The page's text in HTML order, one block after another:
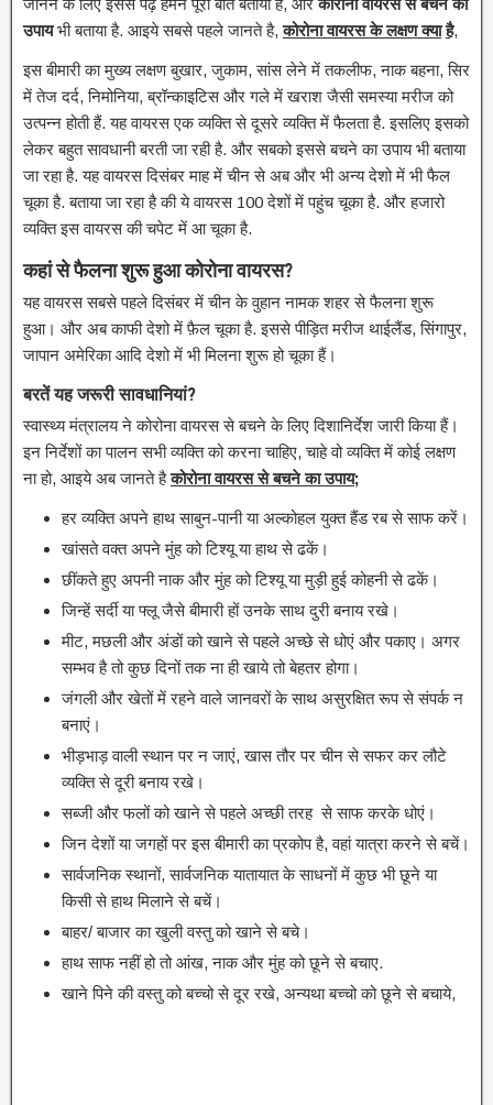
जानने के लिए इससे पढ़े हमने पूरी बात बताया है, औरकोरोना वायरससे बचने का
उपायभी बताया है. आइये सबसे पहले जानते है,कोरोना वायरस केलक्षण क्या है,
इस बीमारी का मुख्य लक्षण बुखार, जुकाम, सांस लेने में तकलीफ, नाक बहना, सिर
में तेज दर्द, निमोनिया, ब्रॉन्काइटिस और गले में खराश जैसी समस्या मरीज को
उत्पन्न होती हैं. यह वायरस एक व्यक्ति से दूसरे व्यक्ति में फैलता है. इसलिए इसको
लेकर बहुत सावधानी बरती जा रही है. और सबको इससे बचने का उपाय भी बताया
जा रहा है. यह वायरस दिसंबर माह में चीन से अब और भी अन्य देशो में भी फैल
चूका है. बताया जा रहा है की ये वायरस 100 देशों में पहुंच चूका है. और हजारो
व्यक्ति इस वायरस की चपेट में आ चूका है.
कहां से फैलना शुरू हुआ कोरोना वायरस?
यह वायरस सबसे पहले दिसंबर में चीन के वुहान नामक शहर से फैलना शुरू
हुआ। और अब काफी देशो में फ़ैल चूका है. इससे पीड़ित मरीज थाईलैंड, सिंगापुर,
जापान अमेरिका आदि देशो में भी मिलना शुरू हो चूका हैं।
बरतें यह जरूरी सावधानियां?
स्‍वास्‍थ्‍य मंत्रालय ने कोरोना वायरस से बचने के लिए दिशानिर्देश जारी किया हैं।
इन निर्देशों का पालन सभी व्यक्ति को करना चाहिए, चाहे वो व्यक्ति में कोई लक्षण
ना हो, आइये अब जानते हैकोरोना वायरस से बचने का उपाय;
हर व्यक्ति अपने हाथ साबुन-पानी या अल्कोहल युक्त हैंड रब से साफ करें।
खांसते वक्त अपने मुंह को टिश्यू या हाथ से ढकें।
छींकते हुए अपनी नाक और मुंह को टिश्यू या मुड़ी हुई कोहनी से ढकें।
जिन्हें सर्दी या फ्लू जैसे बीमारी हों उनके साथ दुरी बनाय रखे।
मीट, मछली और अंडों को खाने से पहले अच्छे से धोएं और पकाए। अगर
सम्भव है तो कुछ दिनों तक ना ही खाये तो बेहतर होगा।
जंगली और खेतों में रहने वाले जानवरों के साथ असुरक्षित रूप से संपर्क न
बनाएं।
भीड़भाड़ वाली स्थान पर न जाएं, खास तौर पर चीन से सफर कर लौटे
व्यक्ति से दूरी बनाय रखे।
सब्जी और फलों को खाने से पहले अच्छी तरह से साफ करके धोएं।
जिन देशों या जगहों पर इस बीमारी का प्रकोप है, वहां यात्रा करने से बचें।
सार्वजनिक स्थानों, सार्वजनिक यातायात के साधनों में कुछ भी छूने या
किसी से हाथ मिलाने से बचें।
बाहर/ बाजार का खुली वस्तु को खाने से बचे।
हाथ साफ नहीं हो तो आंख, नाक और मुंह को छूने से बचाए.
खाने पिने की वस्तु को बच्चो से दूर रखे, अन्यथा बच्चो को छूने से बचाये,